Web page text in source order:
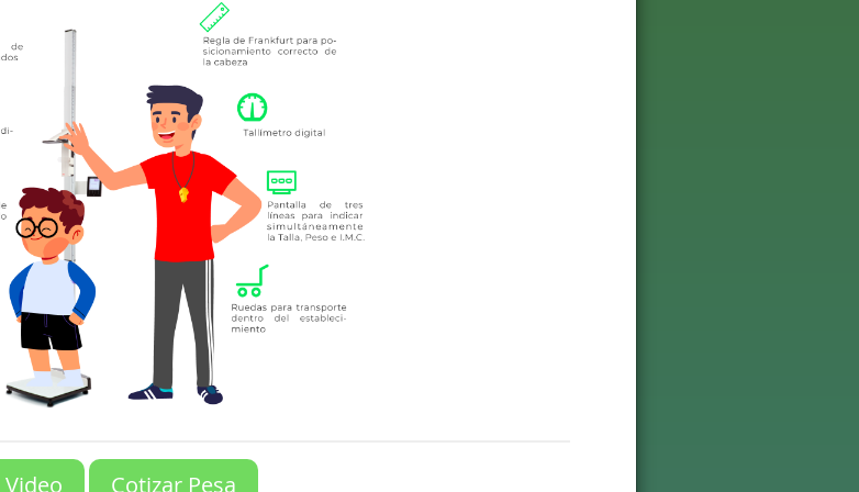
Acceso a calculadora Nutricional
Video Cotizar Pesa